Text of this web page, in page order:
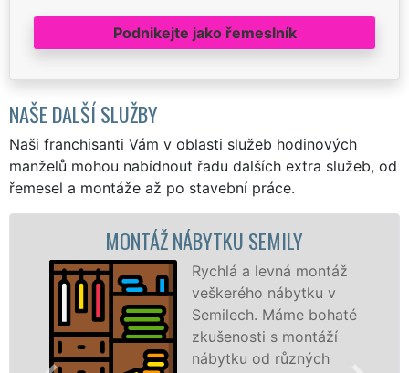
Podnikejte jako řemeslník
NAŠE DALŠÍ SLUŽBY
Naši franchisanti Vám v oblasti služeb hodinových
manželů mohou nabídnout řadu dalších extra služeb, od
řemesel a montáže až po stavební práce.
MONTÁŽ NÁBYTKU SEMILY
Rychlá a levná montáž
veškerého nábytku v
Semilech. Máme bohaté
zkušenosti s montáží
nábytku od různých